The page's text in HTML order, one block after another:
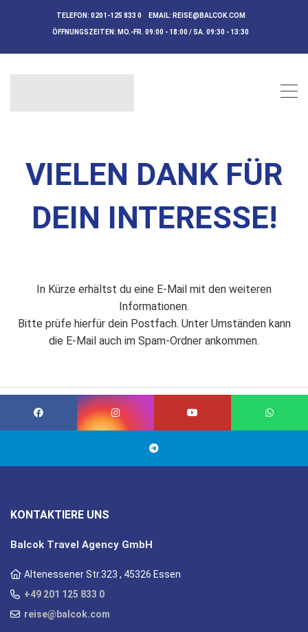
TELEFON: 0201-125 833 0 EMAIL: REISE@BALCOK.COM
ÖFFNUNGSZEITEN: MO.-FR. 09:00 - 18:00 / SA. 09:30 - 13:30
VIELEN DANK FÜR
DEIN INTERESSE!
In Kürze erhältst du eine E-Mail mit den weiteren
Informationen.
Bitte prüfe hierfür dein Postfach. Unter Umständen kann
die E-Mail auch im Spam-Ordner ankommen.
KONTAKTIERE UNS
Balcok Travel Agency GmbH
Altenessener Str.323 , 45326 Essen
+49 201 125 833 0
reise@balcok.com